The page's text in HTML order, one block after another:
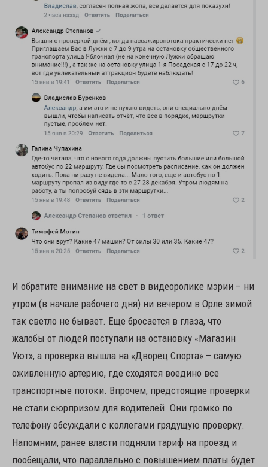
И обратите внимание на свет в видеоролике мэрии – ни
утром (в начале рабочего дня) ни вечером в Орле зимой
так светло не бывает. Еще бросается в глаза, что
жалобы от людей поступали на остановку «Магазин
Уют», а проверка вышла на «Дворец Спорта» – самую
оживленную артерию, где сходятся воедино все
транспортные потоки. Впрочем, предстоящие проверки
не стали сюрпризом для водителей. Они громко по
телефону обсуждали с коллегами грядущую проверку.
Напомним, ранее власти подняли тариф на проезд и
пообещали, что параллельно с повышением платы будет